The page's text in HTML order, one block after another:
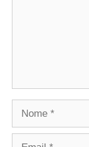
Nome
Email